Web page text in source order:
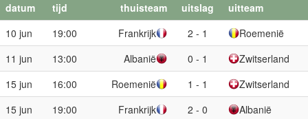
datum tijd thuisteam uitslag
uitteam
10 jun
19:00 Frankrijk 2 - 1
Roemenië
11 jun
13:00 Albanië 0 - 1
Zwitserland
15 jun
16:00 Roemenië 1 - 1
Zwitserland
15 jun
19:00 Frankrijk 2 - 0
Albanië